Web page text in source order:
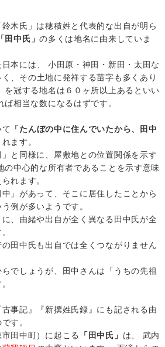
鈴木氏」は穂積姓と代表的な出自が明ら
「田中氏」の多くは地名に由来していま
日本には、 小田原・神田・新田・太田な
、その土地に発祥する苗字も多くあり
を冠する地名は６０ヶ所以上あるといい
相当な数になるはずです。
「たんぼの中に住んでいたから、田中
ます。
と同様に、屋敷地との位置関係を示す
の中心的な所有者であることを示す意味
れます。
」があって、そこに居住したことから
例が多いようです。
、由緒や出自が全く異なる田中氏が全
田中氏も出自では全くつながりません
らでしょうが、田中さんは「うちの先祖
事記』『新撰姓氏録』にも記される由
す。
田中町）に起こる
「田中氏」 は、 武内